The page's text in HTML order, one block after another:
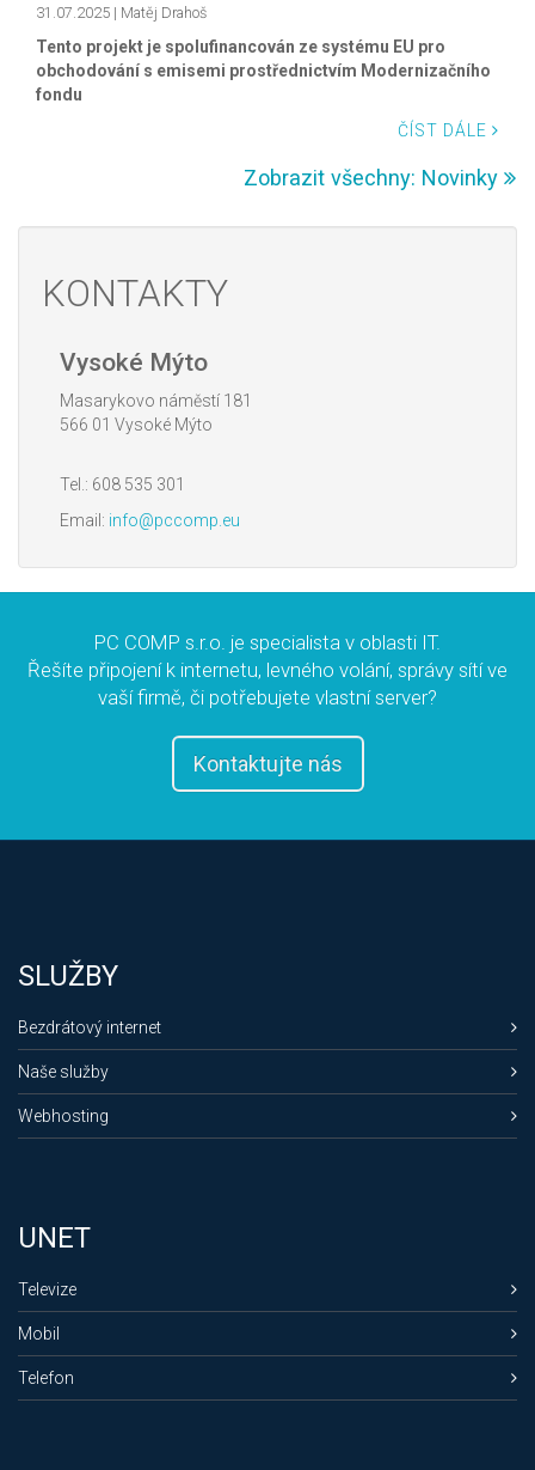
31.07.2025 | Matěj Drahoš
Tento projekt je spolufinancován ze systému EU pro
obchodování s emisemi prostřednictvím Modernizačního
fondu
ČÍST DÁLE
Zobrazit všechny: Novinky
KONTAKTY
Vysoké Mýto
Masarykovo náměstí 181
566 01 Vysoké Mýto
Tel.: 608 535 301
Email: info@pccomp.eu
PC COMP s.r.o. je specialista v oblasti IT.
Řešíte připojení k internetu, levného volání, správy sítí ve
vaší firmě, či potřebujete vlastní server?
Kontaktujte nás
SLUŽBY
Bezdrátový internet
Naše služby
Webhosting
UNET
Televize
Mobil
Telefon